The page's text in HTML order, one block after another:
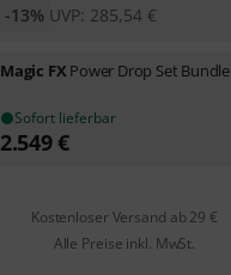
UVP: 285,54 €
-13%
Magic FX Power Drop Set Bundle
Sofort lieferbar
2.549€
Kostenloser Versand ab 29 €
Alle Preise inkl. MwSt.